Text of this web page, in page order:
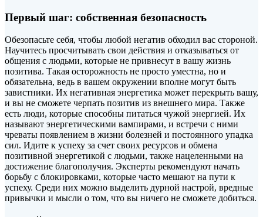
Первый шаг: собственная безопасность
Обезопасьте себя, чтобы любой негатив обходил вас стороной.
Научитесь просчитывать свои действия и отказываться от
общения с людьми, которые не привнесут в вашу жизнь
позитива. Такая осторожность не просто уместна, но и
обязательна, ведь в вашем окружении вполне могут быть
завистники. Их негативная энергетика может перекрыть вашу,
и вы не сможете черпать позитив из внешнего мира. Также
есть люди, которые способны питаться чужой энергией. Их
называют энергетическими вампирами, и встречи с ними
чреваты появлением в жизни болезней и постоянного упадка
сил. Идите к успеху за счет своих ресурсов и обмена
позитивной энергетикой с людьми, также нацеленными на
достижение благополучия. Эксперты рекомендуют начать
борьбу с блокировками, которые часто мешают на пути к
успеху. Среди них можно выделить дурной настрой, вредные
привычки и мысли о том, что вы ничего не сможете добиться.